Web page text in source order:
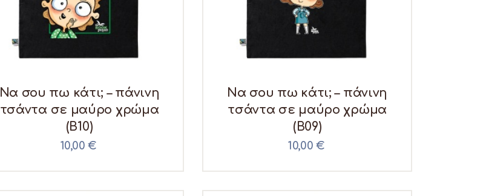
Να σου πω κάτι; – πάνινη
τσάντα σε μαύρο χρώμα
(B10)
10,00€
Να σου πω κάτι; – πάνινη
τσάντα σε μαύρο χρώμα
(B09)
10,00 €